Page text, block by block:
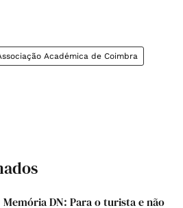
Académica de Coimbra
Memória DN: Para o turista e não